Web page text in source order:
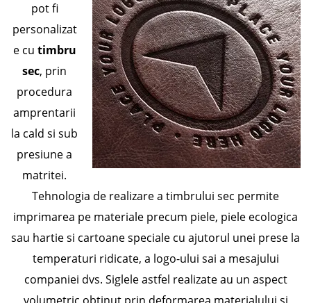
pot fi
personalizat
e cu timbru
sec, prin
procedura
amprentarii
la cald si sub
presiune a
matritei.
Tehnologia de realizare a timbrului sec permite
imprimarea pe materiale precum piele, piele ecologica
sau hartie si cartoane speciale cu ajutorul unei prese la
temperaturi ridicate, a logo-ului sai a mesajului
companiei dvs. Siglele astfel realizate au un aspect